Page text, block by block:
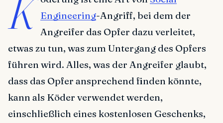
K Engineering-Angriff, bei dem der
Angreifer das Opfer dazu verleitet,
etwas zu tun, was zum Untergang des Opfers
führen wird. Alles, was der Angreifer glaubt,
dass das Opfer ansprechend finden könnte,
kann als Köder verwendet werden,
einschließlich eines kostenlosen Geschenks,